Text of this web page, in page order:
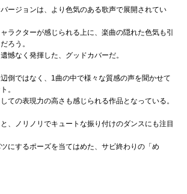
ージョンは、より色気のある歌声で展開されてい
ラクターが感じられる上に、楽曲の隠れた色気も引
ろう。
憾なく発揮した、グッドカバーだ。
倒ではなく、1曲の中で様々な質感の声を聞かせて
。
ての表現力の高さも感じられる作品となっている。
、ノリノリでキュートな振り付けのダンスにも注目
にするポーズを当てはめた、サビ終わりの「め